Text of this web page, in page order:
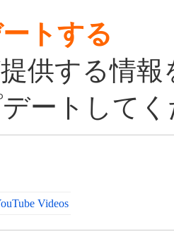
トする
供する情
ートして
Videos